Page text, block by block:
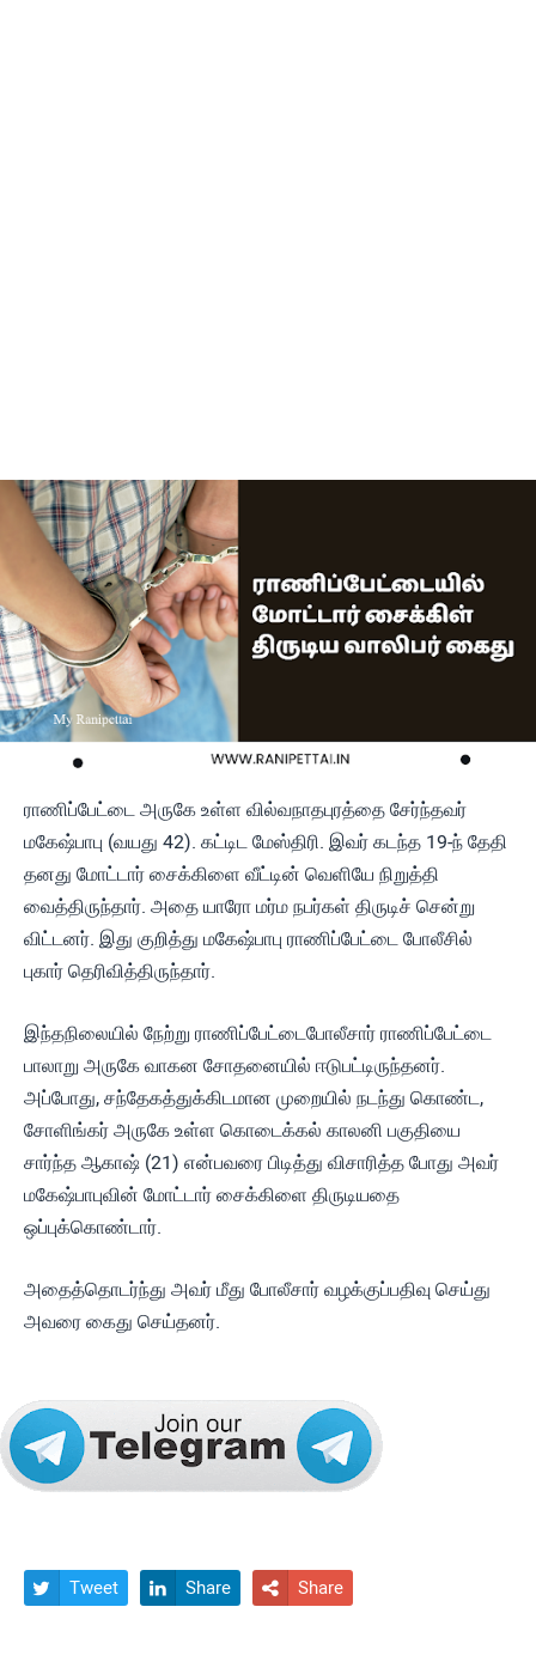
ராணிப்பேட்டை அருகே உள்ள வில்வநாதபுரத்தை சேர்ந்தவர்
மகேஷ்பாபு (வயது 42). கட்டிட மேஸ்திரி. இவர் கடந்த 19-ந் தேதி
தனது மோட்டார் சைக்கிளை வீட்டின் வெளியே நிறுத்தி
வைத்திருந்தார். அதை யாரோ மர்ம நபர்கள் திருடிச் சென்று
விட்டனர். இது குறித்து மகேஷ்பாபு ராணிப்பேட்டை போலீசில்
புகார் தெரிவித்திருந்தார்.
இந்தநிலையில் நேற்று ராணிப்பேட்டைபோலீசார் ராணிப்பேட்டை
பாலாறு அருகே வாகன சோதனையில் ஈடுபட்டிருந்தனர்.
அப்போது, சந்தேகத்துக்கிடமான முறையில் நடந்து கொண்ட,
சோளிங்கர் அருகே உள்ள கொடைக்கல் காலனி பகுதியை
சார்ந்த ஆகாஷ் (21) என்பவரை பிடித்து விசாரித்த போது அவர்
மகேஷ்பாபுவின் மோட்டார் சைக்கிளை திருடியதை
ஒப்புக்கொண்டார்.
அதைத்தொடர்ந்து அவர் மீது போலீசார் வழக்குப்பதிவு செய்து
அவரை கைது செய்தனர்.
 Tweet  Share  Share